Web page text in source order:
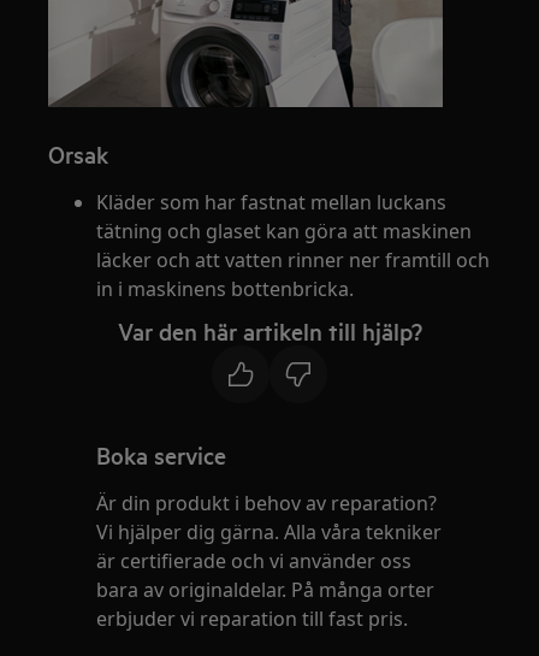
Orsak
Kläder som har fastnat mellan luckans
tätning och glaset kan göra att maskinen
läcker och att vatten rinner ner framtill och
in i maskinens bottenbricka.
Var den här artikeln till hjälp?
Boka service
Är din produkt i behov av reparation?
Vi hjälper dig gärna. Alla våra tekniker
är certifierade och vi använder oss
bara av originaldelar. På många orter
erbjuder vi reparation till fast pris.